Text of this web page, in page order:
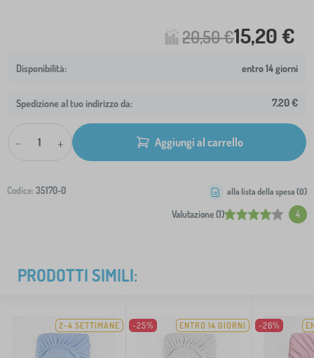
20,50 €15,20 €
entro 14 giorni
Spedizione al tuo indirizzo da: 7,20 €
- + Aggiungi al carrello
Codice: 35170-0
Valutazione (1) 4
alla lista della spesa (0)
PRODOTTI SIMILI:
2-4 SETTIMANE -25% ENTRO 14 GIORNI -26%